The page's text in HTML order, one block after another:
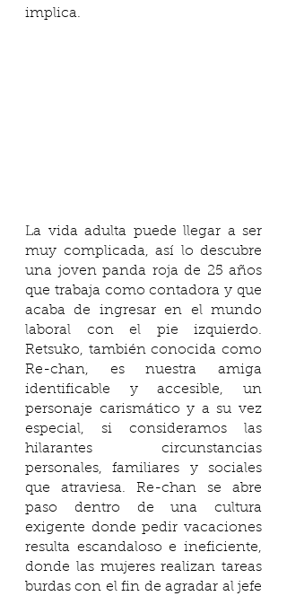
implica.
La vida adulta puede llegar a ser
muy complicada, así lo descubre
una joven panda roja de 25 años
que trabaja como contadora y que
acaba de ingresar en el mundo
laboral con el pie izquierdo.
Retsuko, también conocida como
Re-chan, es nuestra amiga
identificable y accesible, un
personaje carismático y a su vez
especial, si consideramos las
hilarantes circunstancias
personales, familiares y sociales
que atraviesa. Re-chan se abre
paso dentro de una cultura
exigente donde pedir vacaciones
resulta escandaloso e ineficiente,
donde las mujeres realizan tareas
burdas con el fin de agradar al jefe